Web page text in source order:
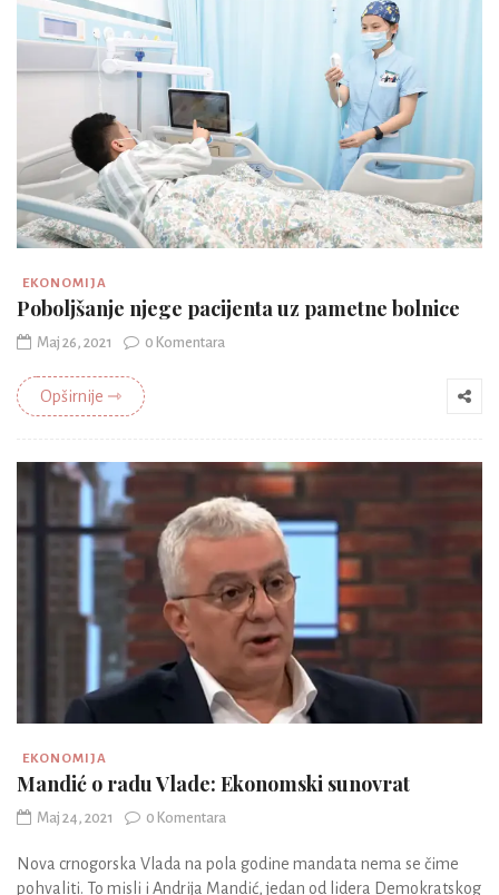
EKONOMIJA
Poboljšanje njege pacijenta uz pametne bolnice
Maj 26, 2021 0 Komentara
Opširnije ⇾
EKONOMIJA
Mandić o radu Vlade: Ekonomski sunovrat
Maj 24, 2021 0 Komentara
Nova crnogorska Vlada na pola godine mandata nema se čime
pohvaliti. To misli i Andrija Mandić, jedan od lidera Demokratskog